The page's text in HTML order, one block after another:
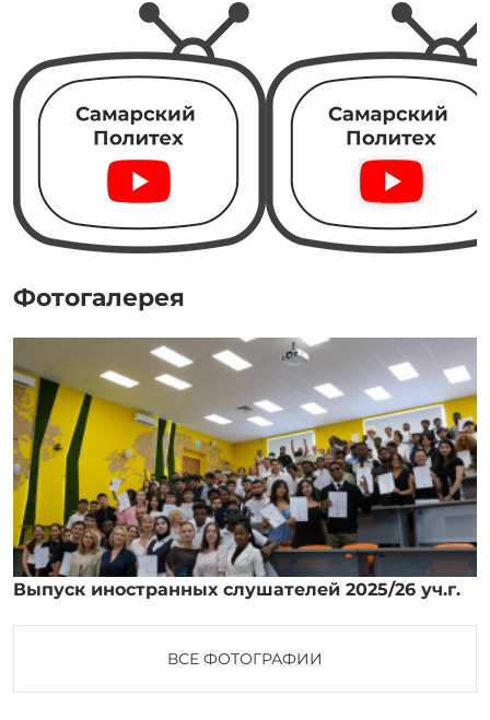
Фотогалерея
Выпуск иностранных слушателей 2025/26 уч.г.
ВСЕ ФОТОГРАФИИ